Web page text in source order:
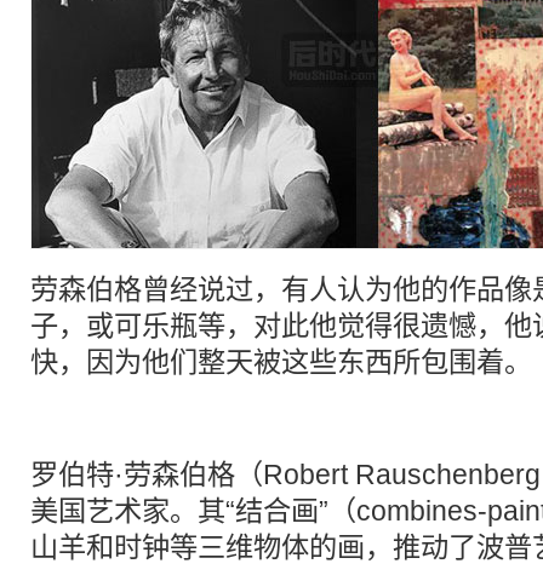
劳森伯格曾经说过，有人认为他的作品
子，或可乐瓶等，对此他觉得很遗憾，
快，因为他们整天被这些东西所包围着。
罗伯特·劳森伯格（Robert
美国艺术家。其“结合画”（combines-
山羊和时钟等三维物体的画，推动了波普